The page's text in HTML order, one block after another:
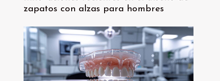
zapatos con alzas para hombres